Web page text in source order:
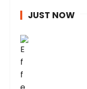
JUST NOW